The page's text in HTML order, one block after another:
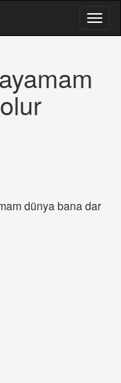
dünya bana dar